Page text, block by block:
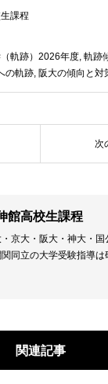
課程
軌跡）2026年度, 軌跡
の軌跡, 阪大の傾向と対
次
館高校生課程
京大・阪大・神大・国
同立の大学受験指導は
い。 大阪(上本町・天王
関連記事